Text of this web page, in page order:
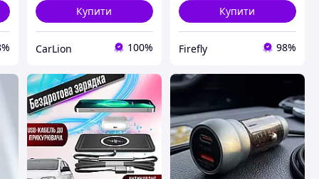
Купити
CarLion 100%
Купити
Firefly 98%